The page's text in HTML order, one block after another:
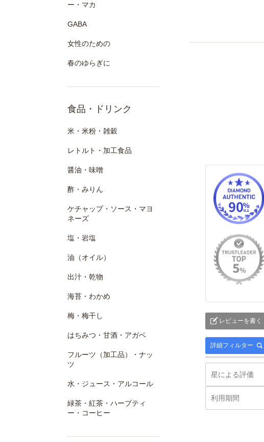
ー・マカ
GABA
女性のための
春のゆらぎに
食品・ドリンク
米・米粉・雑穀
レトルト・加工食品
醤油・味噌
酢・みりん
ケチャップ・ソース・マヨ
ネーズ
塩・岩塩
油（オイル）
出汁・乾物
海苔・わかめ
梅・梅干し
はちみつ・甘酒・アガベ
フルーツ（加工品）・ナッ
ツ
水・ジュース・アルコール
緑茶・紅茶・ハーブティ
ー・コーヒー
レビューを書く
詳細フィルター